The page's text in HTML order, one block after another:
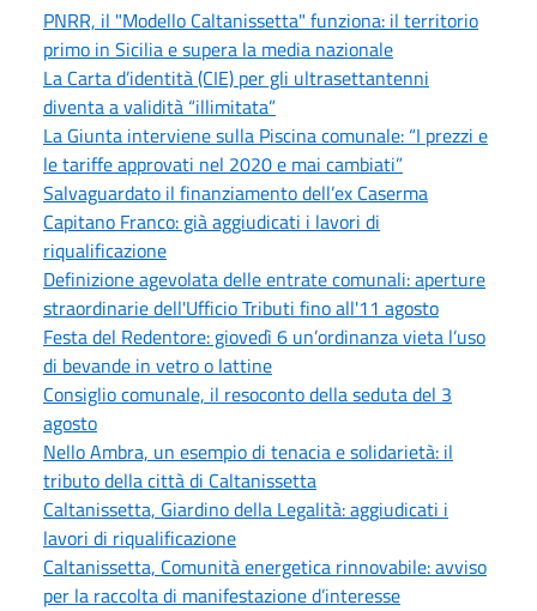
PNRR, il "Modello Caltanissetta" funziona: il territorio
primo in Sicilia e supera la media nazionale
La Carta d’identità (CIE) per gli ultrasettantenni
diventa a validità “illimitata”
La Giunta interviene sulla Piscina comunale: “I prezzi e
le tariffe approvati nel 2020 e mai cambiati”
Salvaguardato il finanziamento dell’ex Caserma
Capitano Franco: già aggiudicati i lavori di
riqualificazione
Definizione agevolata delle entrate comunali: aperture
straordinarie dell'Ufficio Tributi fino all'11 agosto
Festa del Redentore: giovedì 6 un’ordinanza vieta l’uso
di bevande in vetro o lattine
Consiglio comunale, il resoconto della seduta del 3
agosto
Nello Ambra, un esempio di tenacia e solidarietà: il
tributo della città di Caltanissetta
Caltanissetta, Giardino della Legalità: aggiudicati i
lavori di riqualificazione
Caltanissetta, Comunità energetica rinnovabile: avviso
per la raccolta di manifestazione d’interesse